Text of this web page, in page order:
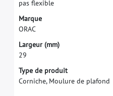
pas fexible
Marque
ORAC
Largeur (mm)
29
Type de produit
Corniche, Moulure de plafond